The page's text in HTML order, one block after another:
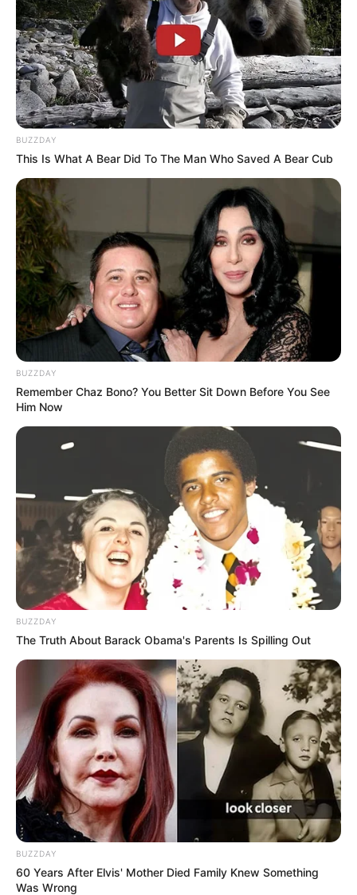
BUZZDAY
This Is What A Bear Did To The Man Who Saved A Bear Cub
BUZZDAY
Remember Chaz Bono? You Better Sit Down Before You See
Him Now
BUZZDAY
The Truth About Barack Obama's Parents Is Spilling Out
BUZZDAY
60 Years After Elvis' Mother Died Family Knew Something
Was Wrong